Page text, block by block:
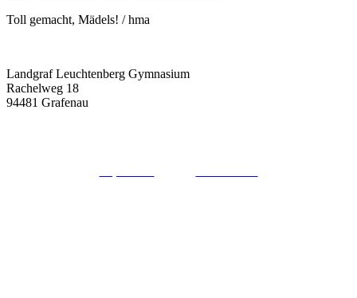
Toll gemacht, Mädels! / hma
Landgraf Leuchtenberg Gymnasium
Rachelweg 18
94481 Grafenau